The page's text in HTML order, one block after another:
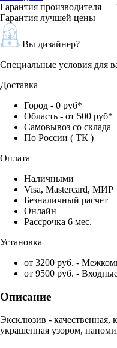
Гарантия производителя —
Гарантия лучшей цены
Вы дизайнер?
Специальные условия для
Доставка
Город - 0 руб*
Область - от 500 руб*
Самовывоз со склада
По России ( ТК )
Оплата
Наличными
Visa, Mastercard, МИР
Безналичный расчет
Онлайн
Рассрочка 6 мес.
Установка
от 3200 руб. -
от 9500 руб. -
Описание
Эксклюзив - качественная,
украшенная узором,